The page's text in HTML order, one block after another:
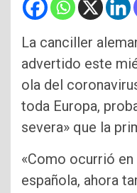
La canciller
advertido este
ola del
toda Europa,
severa» que la
«Como ocurrió
española, ahora